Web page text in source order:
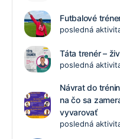
Futbalové
posledná
Táta trenér –
posledná
Návrat do
na čo sa
vyvarovať
posledná